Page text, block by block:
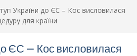
України до ЄС – Кос висловилася
для країни
ЄС – Кос висловилася